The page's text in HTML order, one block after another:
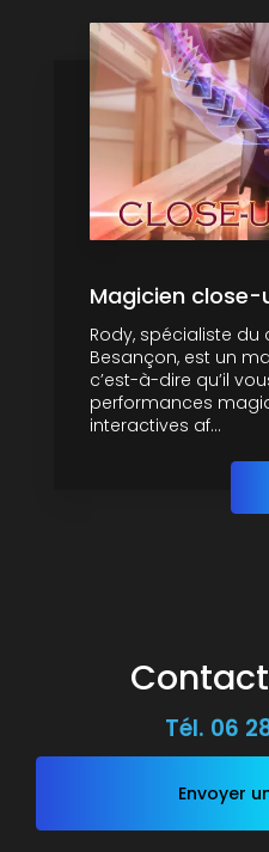
Magicien close-
Rody, spécialiste
Besançon, est un
c’est-à-dire qu’il
performances
interactives af...
Tél. 06
Envoyer